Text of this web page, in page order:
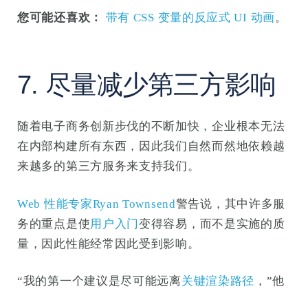
您可能还喜欢： 带有 CSS 变量的反应式 UI 动画。
7. 尽量减少第三方影响
随着电子商务创新步伐的不断加快，企业根本无法
在内部构建所有东西，因此我们自然而然地依赖越
来越多的第三方服务来支持我们。
Web 性能专家Ryan Townsend警告说，其中许多服
务的重点是使用户入门变得容易，而不是实施的质
量，因此性能经常因此受到影响。
“我的第一个建议是尽可能远离关键渲染路径 ，”他